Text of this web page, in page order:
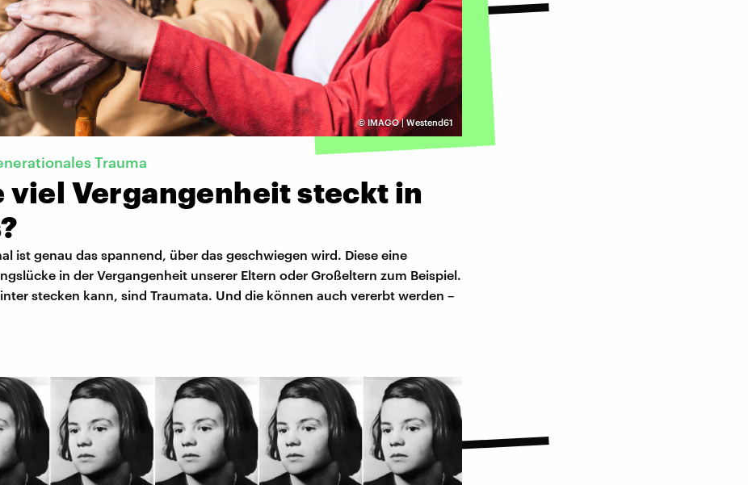
© IMAGO | Westend61
Trauma
viel Vergangenheit steckt in
ist genau das spannend, über das geschwiegen wird. Diese eine
in der Vergangenheit unserer Eltern oder Großeltern zum Beispiel.
stecken kann, sind Traumata. Und die können auch vererbt werden –